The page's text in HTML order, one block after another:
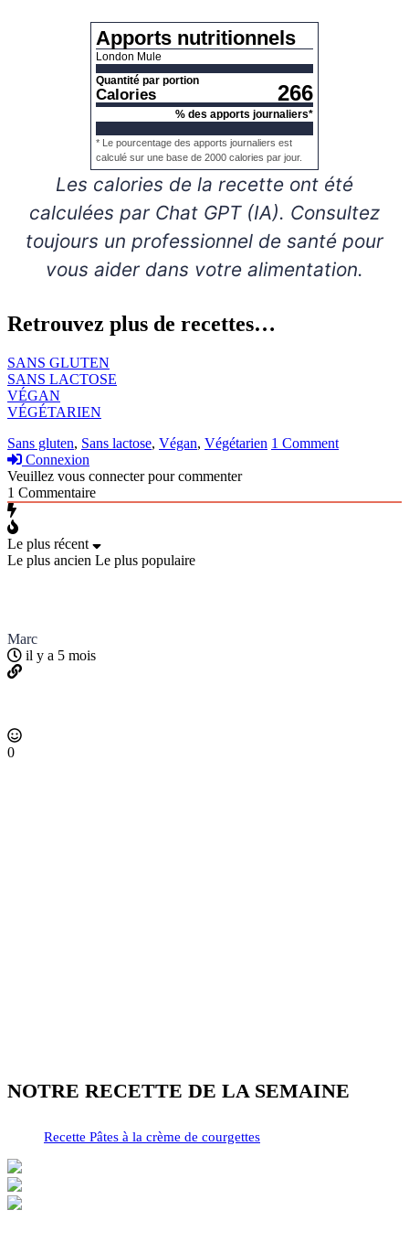
Apports nutritionnels
London Mule
Quantité par portion
Calories 266
% des apports journaliers*
* Le pourcentage des apports journaliers est
calculé sur une base de 2000 calories par jour.
Les calories de la recette ont été
calculées par Chat GPT (IA). Consultez
toujours un professionnel de santé pour
vous aider dans votre alimentation.
Retrouvez plus de recettes…
SANS GLUTEN
SANS LACTOSE
VÉGAN
VÉGÉTARIEN
Sans gluten, Sans lactose, Végan, Végétarien 1 Comment
Connexion
Veuillez vous connecter pour commenter
1 Commentaire
Le plus récent
Le plus ancien Le plus populaire
Marc
il y a 5 mois
0
NOTRE RECETTE DE LA SEMAINE
Recette Pâtes à la crème de courgettes